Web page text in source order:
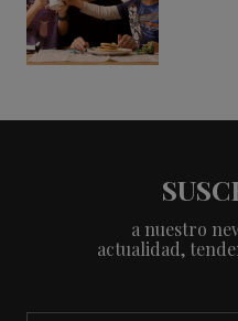
a nuestro
actualidad,